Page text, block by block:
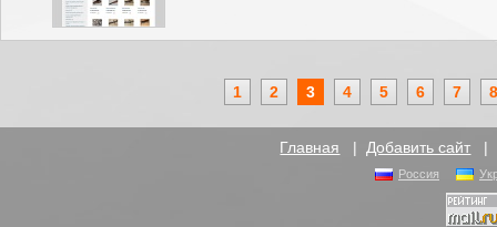
1 2 3 4 5 6 7 8
Главная | Добавить сайт |
Россия